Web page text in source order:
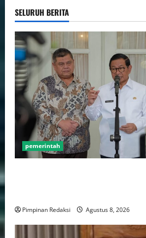
SELURUH BERITA
pemerintah
Pimpinan Redaksi Agustus 8, 2026